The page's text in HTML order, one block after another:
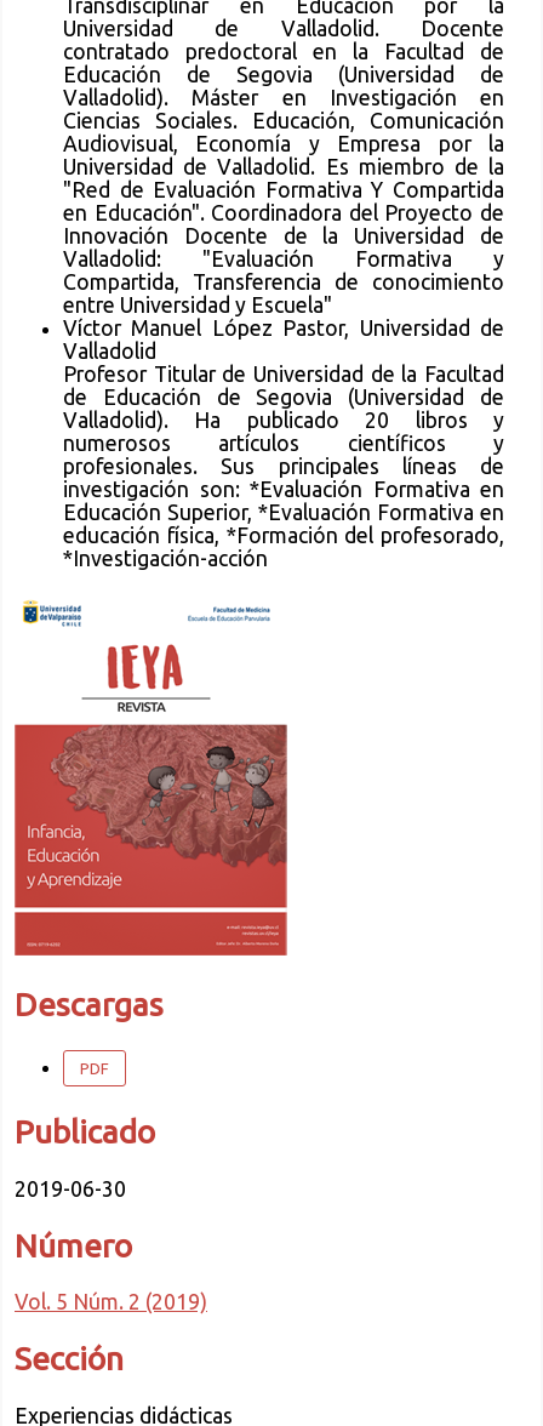
Transdisciplinar en Educación por la
Universidad de Valladolid. Docente
contratado predoctoral en la Facultad de
Educación de Segovia (Universidad de
Valladolid). Máster en Investigación en
Ciencias Sociales. Educación, Comunicación
Audiovisual, Economía y Empresa por la
Universidad de Valladolid. Es miembro de la
"Red de Evaluación Formativa Y Compartida
en Educación". Coordinadora del Proyecto de
Innovación Docente de la Universidad de
Valladolid: "Evaluación Formativa y
Compartida, Transferencia de conocimiento
entre Universidad y Escuela"
Víctor Manuel López Pastor, Universidad de
Valladolid
Profesor Titular de Universidad de la Facultad
de Educación de Segovia (Universidad de
Valladolid). Ha publicado 20 libros y
numerosos artículos científicos y
profesionales. Sus principales líneas de
investigación son: *Evaluación Formativa en
Educación Superior, *Evaluación Formativa en
educación física, *Formación del profesorado,
*Investigación-acción
Descargas
PDF
Publicado
2019-06-30
Número
Vol. 5 Núm. 2 (2019)
Sección
Experiencias didácticas